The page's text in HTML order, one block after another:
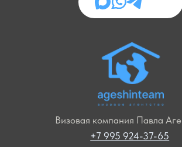
ИНДИВИДУАЛЬНЫЙ ПРЕДПРИНИМАТЕЛЬ
АГЕШИН ПАВЕЛ СЕРГЕЕВИЧ
Ежедневная подача и получение с 2018 года
®Товарный знак зарегистрирован
ВНЖ • Визы • Иностранный счёт
Получить консультацию